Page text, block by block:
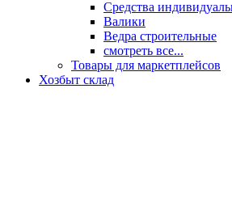
Средства
Валики
Ведра строительные
смотреть все...
Товары для маркетплейсов
Хозбыт склад